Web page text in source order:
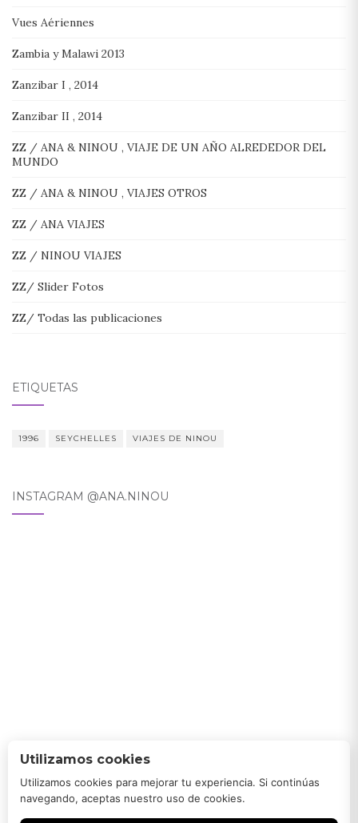
Vues Aériennes
Zambia y Malawi 2013
Zanzibar I , 2014
Zanzibar II , 2014
ZZ / ANA & NINOU , VIAJE DE UN AÑO ALREDEDOR DEL
MUNDO
ZZ / ANA & NINOU , VIAJES OTROS
ZZ / ANA VIAJES
ZZ / NINOU VIAJES
ZZ/ Slider Fotos
ZZ/ Todas las publicaciones
ETIQUETAS
1996 SEYCHELLES VIAJES DE NINOU
INSTAGRAM @ANA.NINOU
Utilizamos cookies
Utilizamos cookies para mejorar tu experiencia. Si continúas
navegando, aceptas nuestro uso de cookies.